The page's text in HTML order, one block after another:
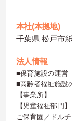
本社(本拠地)
千葉県 松戸市
法人情報
■保育施設の運営
■高齢者福祉施設
【事業所】
【児童福祉部門
ご保育園／ドル